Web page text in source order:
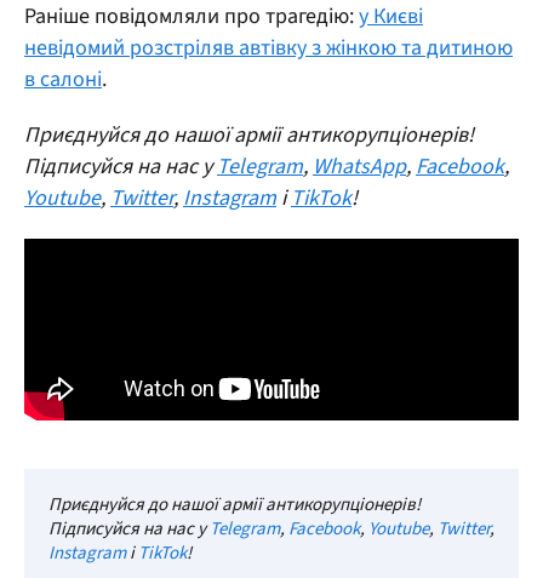
Раніше повідомляли про трагедію:у Києві
невідомий розстріляв автівку з жінкою та дитиною
в салоні.
Приєднуйся до нашої армії антикорупціонерів!
Підписуйся на нас уTelegram,WhatsApp,Facebook,
Youtube,Twitter,Instagram іTikTok!
Приєднуйся до нашої армії антикорупціонерів!
Підписуйся на нас уTelegram, Facebook, Youtube, Twitter,
InstagramіTikTok!